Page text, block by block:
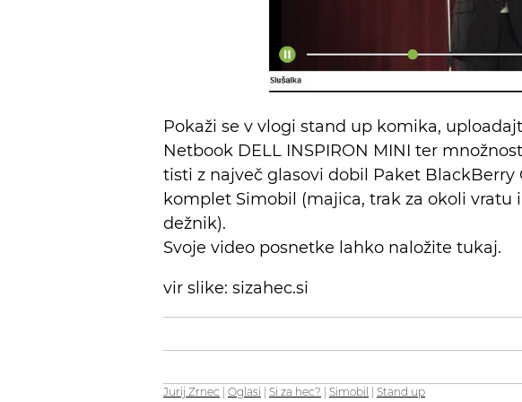
Pokaži se v vlogi stand up komika,
Netbook DELL INSPIRON MINI ter
tisti z največ glasovi dobil Paket BlackBerry
komplet Simobil (majica, trak za okoli vratu
dežnik).
Svoje video posnetke lahko naložite tukaj.
vir slike: sizahec.si
Jurij Zrnec Oglasi Si za hec? Simobil Stand up